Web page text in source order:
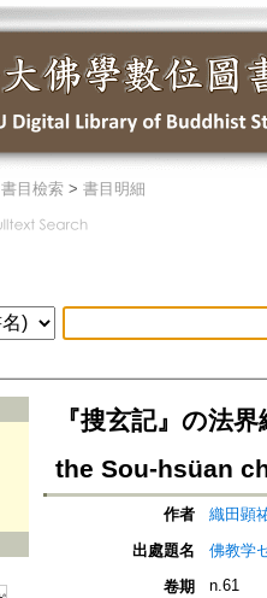
書目檢索> 書目明細
『搜玄記』の法
the Sou-hsüan
作者
織田顕
出處題名
佛教学
卷期
n.61